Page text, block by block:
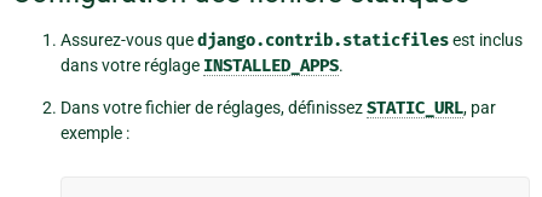
Assurez-vous quedjango.contrib.staticfilesest inclus
dans votre réglage INSTALLED_APPS.
Dans votre fichier de réglages, définissezSTATIC_URL, par
exemple :